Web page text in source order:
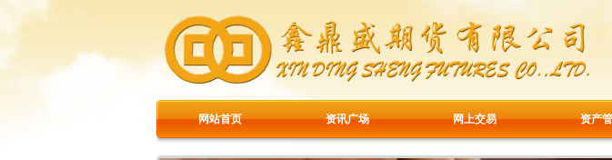
网站首页 资讯广场 网上交易 资产